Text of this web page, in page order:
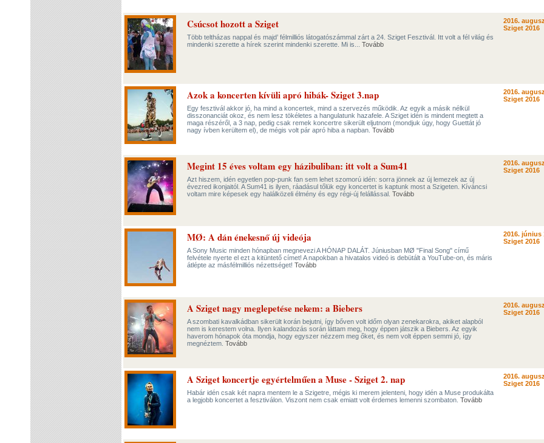
Csúcsot hozott a Sziget
Több teltházas nappal és majd’ félmilliós látogatószámmal zárt a 24. Sziget Fesztivál. Itt volt a fél világ és
mindenki szerette a hírek szerint mindenki szerette. Mi is... Tovább
2016.
Sziget 2016
Azok a koncerten kívüli apró hibák- Sziget 3.nap
Egy fesztivál akkor jó, ha mind a koncertek, mind a szervezés működik. Az egyik a másik nélkül
disszonanciát okoz, és nem lesz tökéletes a hangulatunk hazafele. A Sziget idén is mindent megtett a
maga részéről, a 3 nap, pedig csak remek koncertre sikerült eljutnom (mondjuk úgy, hogy Guettát jó
nagy ívben kerültem el), de mégis volt pár apró hiba a napban. Tovább
2016.
Sziget 2016
Megint 15 éves voltam egy házibuliban: itt volt a Sum41
Azt hiszem, idén egyetlen pop-punk fan sem lehet szomorú idén: sorra jönnek az új lemezek az új
évezred ikonjaitól. A Sum41 is ilyen, ráadásul tőlük egy koncertet is kaptunk most a Szigeten. Kíváncsi
voltam mire képesek egy halálközeli élmény és egy régi-új felállással. Tovább
2016.
Sziget 2016
MØ: A dán énekesnő új videója
A Sony Music minden hónapban megnevezi A HÓNAP DALÁT. Júniusban MØ "Final Song" című
felvétele nyerte el ezt a kitüntető címet! A napokban a hivatalos videó is debütált a YouTube-on, és máris
átlépte az másfélmilliós nézettséget! Tovább
2016. június
Sziget 2016
A Sziget nagy meglepetése nekem: a Biebers
A szombati kavalkádban sikerült korán bejutni, így bőven volt időm olyan zenekarokra, akiket alapból
nem is kerestem volna. Ilyen kalandozás során láttam meg, hogy éppen játszik a Biebers. Az egyik
haverom hónapok óta mondja, hogy egyszer nézzem meg őket, és nem volt éppen semmi jó, így
megnéztem. Tovább
2016.
Sziget 2016
A Sziget koncertje egyértelműen a Muse - Sziget 2. nap
Habár idén csak két napra mentem le a Szigetre, mégis ki merem jelenteni, hogy idén a Muse produkálta
a legjobb koncertet a fesztiválon. Viszont nem csak emiatt volt érdemes lemenni szombaton. Tovább
2016.
Sziget 2016